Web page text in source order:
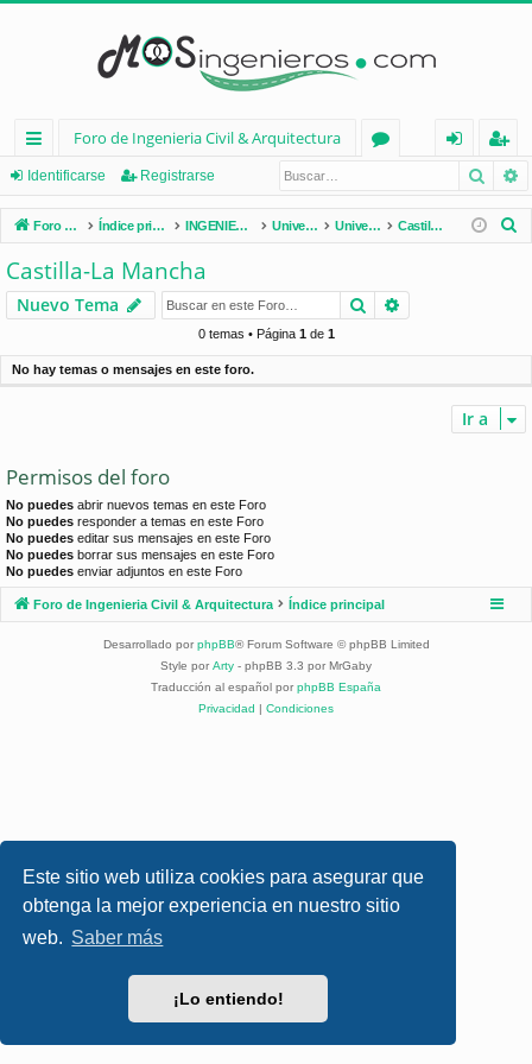
Este sitio web utiliza cookies para asegurar que
obtenga la mejor experiencia en nuestro sitio
web. Saber más
¡Lo entiendo!
nl
ac
es
rá
pi
d
Foro de Ingenieria Civil & Arquitectura
os
nt
ifi
e
eg
ist
ra
Identificarse Registrarse
Foro de Ingenieria Civil & Arquitectura Índice principal INGENIERÍA CIVIL (España) Universidades de España Universidades por Comunidades Castilla-La Mancha
r
Castilla-La Mancha
Nuevo Tema Buscar
0 temas • Página 1de 1
No hay temas o mensajes en este foro.
Ir a
Permisos del foro
No puedes abrir nuevos temas en este Foro
No puedes responder a temas en este Foro
No puedes editar sus mensajes en este Foro
No puedes borrar sus mensajes en este Foro
No puedes enviar adjuntos en este Foro
Foro de Ingenieria Civil & Arquitectura Índice principal
Desarrollado por phpBB® Forum Software © phpBB Limited
Style por Arty - phpBB 3.3 por MrGaby
Traducción al español por phpBB España
Privacidad | Condiciones